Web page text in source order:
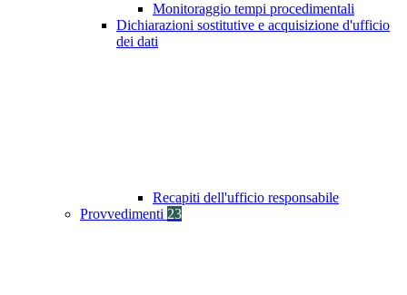
Monitoraggio tempi procedimentali
Dichiarazioni sostitutive e acquisizione d'ufficio
dei dati
Recapiti dell'ufficio responsabile
Provvedimenti 23